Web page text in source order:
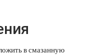
в смазанную